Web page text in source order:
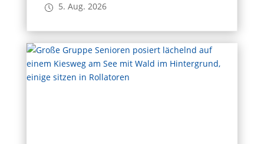
5. Aug. 2026